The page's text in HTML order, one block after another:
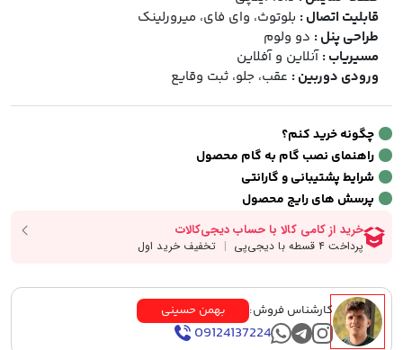
قابلیت اتصال : بلوتوث، وای فای، میرورلینک
طراحی پنل : دو ولوم
مسیریاب : آنلاین و آفلاین
ورودی دوربین : عقب، جلو، ثبت وقایع
چگونه خرید کنم؟
راهنمای نصب گام به گام محصول
شرایط پشتیبانی و گارانتی
پرسش های رایج محصول
کارشناس فروش: بهمن حسینی
09124137224